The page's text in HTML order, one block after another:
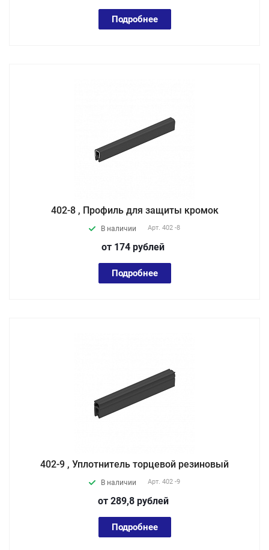
Подробнее
402-8 , Профиль для защиты кромок
В наличии Арт. 402 -8
от 174 рублей
Подробнее
402-9 , Уплотнитель торцевой резиновый
В наличии Арт. 402 -9
от 289,8 рублей
Подробнее